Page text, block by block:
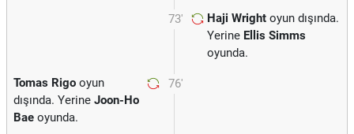
73' Haji Wright oyun dışında.
Yerine Ellis Simms
oyunda.
76'
Tomas Rigo oyun
dışında. Yerine Joon-Ho
Bae oyunda.